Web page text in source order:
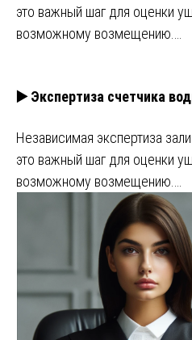
это важный шаг для оценки
возможному возмещению.…
▶️ Экспертиза счетчика
Независимая экспертиза
это важный шаг для оценки
возможному возмещению.…